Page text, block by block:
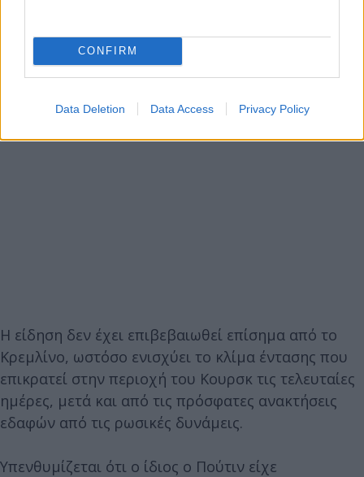
CONFIRM
Data Deletion Data Access Privacy Policy
Η είδηση δεν έχει επιβεβαιωθεί επίσημα από το
Κρεμλίνο, ωστόσο ενισχύει το κλίμα έντασης που
επικρατεί στην περιοχή του Κουρσκ τις τελευταίες
ημέρες, μετά και από τις πρόσφατες ανακτήσεις
εδαφών από τις ρωσικές δυνάμεις.
Υπενθυμίζεται ότι ο ίδιος ο Πούτιν είχε